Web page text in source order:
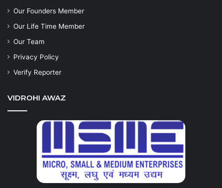
Our Founders Member
Our Life Time Member
Our Team
Privacy Policy
Verify Reporter
VIDROHI AWAZ